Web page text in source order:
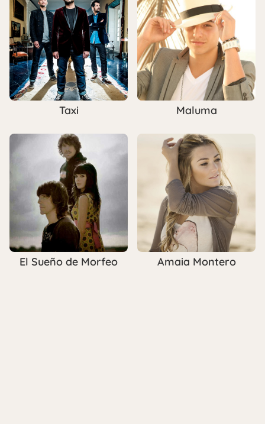
Taxi Maluma
El Sueño de Morfeo Amaia Montero